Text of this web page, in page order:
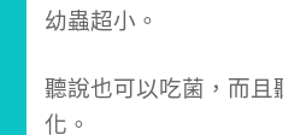
幼蟲超小。
聽說也可以吃菌， 而且
化。